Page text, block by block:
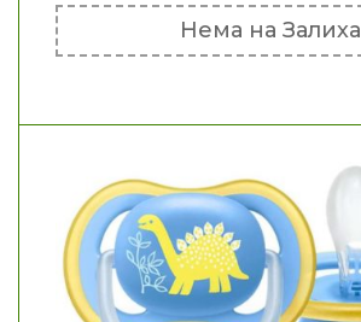
Нема на Залиха